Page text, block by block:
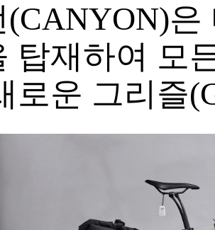
(CANYON)
탑재하여 모
로운 그리즐